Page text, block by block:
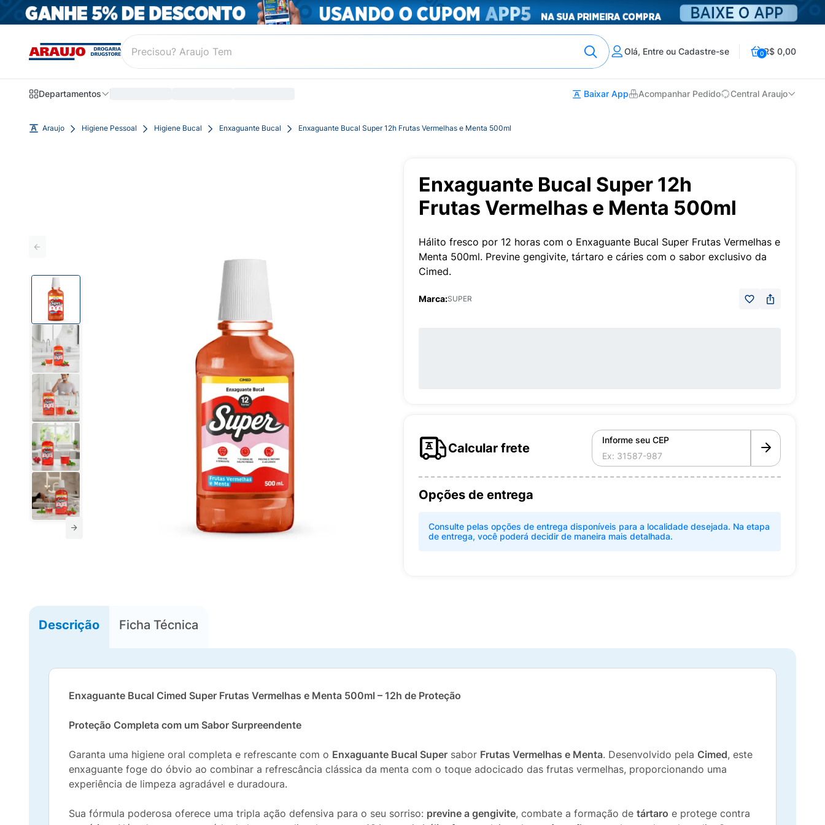
Olá, Entre ou Cadastre-se 0R$ 0,00
Departamentos Baixar App Acompanhar Pedido Central Araujo
Araujo Higiene Pessoal Higiene Bucal Enxaguante Bucal Enxaguante Bucal Super 12h Frutas Vermelhas e Menta 500ml
Enxaguante Bucal Super 12h
Frutas Vermelhas e Menta 500ml
Hálito fresco por 12 horas com o Enxaguante Bucal Super Frutas Vermelhas e
Menta 500ml. Previne gengivite, tártaro e cáries com o sabor exclusivo da
Cimed.
Marca:SUPER
Calcular frete
Informe seu CEP
Opções de entrega
Consulte pelas opções de entrega disponíveis para a localidade desejada. Na etapa
de entrega, você poderá decidir de maneira mais detalhada.
Descrição Ficha Técnica
Enxaguante Bucal Cimed Super Frutas Vermelhas e Menta 500ml – 12h de Proteção
Proteção Completa com um Sabor Surpreendente
Garanta uma higiene oral completa e refrescante com o Enxaguante Bucal Super sabor Frutas Vermelhas e Menta. Desenvolvido pela Cimed, este
enxaguante foge do óbvio ao combinar a refrescância clássica da menta com o toque adocicado das frutas vermelhas, proporcionando uma
experiência de limpeza agradável e duradoura.
Sua fórmula poderosa oferece uma tripla ação defensiva para o seu sorriso: previne a gengivite, combate a formação de tártaro e protege contra